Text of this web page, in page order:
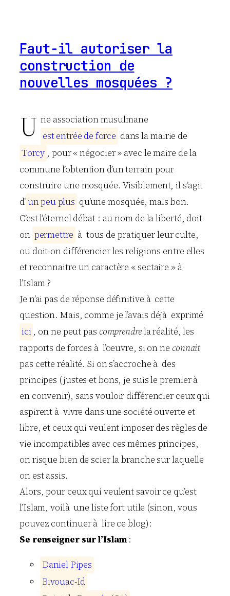
Faut-il autoriser la
construction de
nouvelles mosquées ?
U ne association musulmane
estentrée de force dans la mairie de
Torcy , pour « négocier » avec le maire de la
commune l’obtention d’un terrain pour
construire une mosquée. Visiblement, il s’agit
d’unpeuplus qu’une mosquée, mais bon.
C’est l’éternel débat : au nom de la liberté, doit-
on permettre à tous de pratiquer leur culte,
ou doit-on différencier les religions entre elles
et reconnaitre un caractère « sectaire » à
l’Islam ?
Je n’ai pas de réponse définitive à cette
question. Mais, comme je l’avais déjà exprimé
ici , on ne peut pas comprendrela réalité, les
rapports de forces à l’oeuvre, si on ne connait
pas cette réalité. Si on s’accroche à des
principes (justes et bons, je suis le premier à
en convenir), sans vouloir différencier ceux qui
aspirent à vivre dans une société ouverte et
libre, et ceux qui veulent imposer des règles de
vie incompatibles avec ces mêmes principes,
on risque bien de scier la branche sur laquelle
on est assis.
Alors, pour ceux qui veulent savoir ce qu’est
l’Islam, voilà une liste fort utile (sinon, vous
pouvez continuer à lire ce blog):
Se renseigner sur l’Islam:
Daniel Pipes
Bivouac-Id